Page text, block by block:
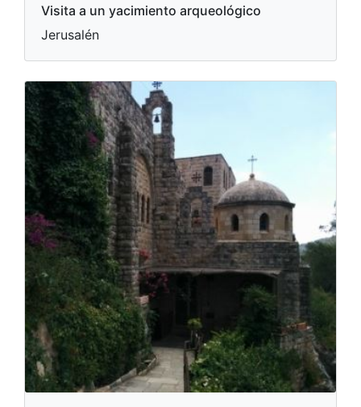
Visita a un yacimiento arqueológico
Jerusalén